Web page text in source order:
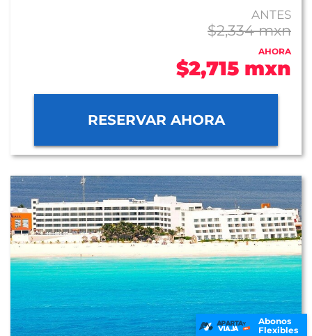
ANTES
$2,334 mxn
AHORA
$2,715 mxn
RESERVAR AHORA
Abonos
Flexibles